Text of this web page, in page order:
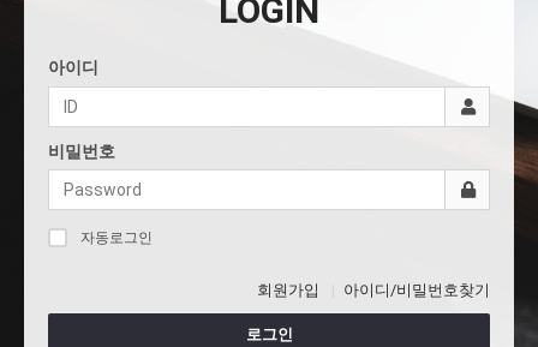
LOGIN
아이디
비밀번호
자동로그인
회원가입 아이디/비밀번호찾기
로그인